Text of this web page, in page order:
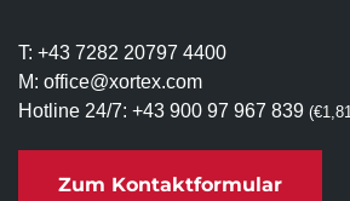
T: +43 7282 20797 4400
M: office@xortex.com
Hotline 24/7: +43 900 97 967 839
Zum Kontaktformular